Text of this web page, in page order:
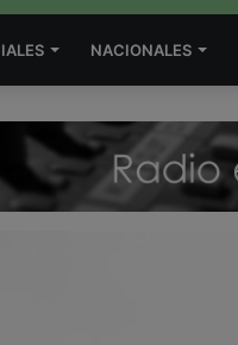
NACIONALES